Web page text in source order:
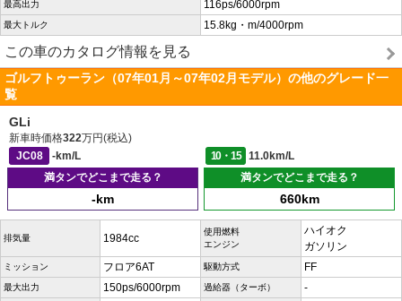
最高出力 116ps/6000rpm
最大トルク 15.8kg・m/4000rpm
この車のカタログ情報を見る
ゴルフトゥーラン（07年01月～07年02月モデル）の他のグレード一
覧
GLi
新車時価格322万円(税込)
JC08
-km/L 10・15
11.0km/L
満タンでどこまで走る？
-km
満タンでどこまで走る？
660km
排気量 1984cc
使用燃料
エンジン
ハイオク
ガソリン
ミッション フロア6AT 駆動方式 FF
最大出力 150ps/6000rpm 過給器（ターボ） -